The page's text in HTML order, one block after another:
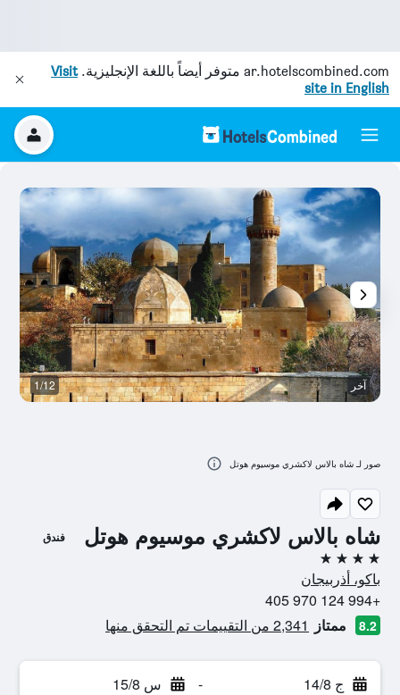
ar.hotelscombined.com متوفر أيضاً باللغة الإنجليزية.Visit
site in English
شاه بالاس لاكشري موسيوم هوتل فندق
4 نجوم
باكو، أذربيجان
+994 124 970 405
8.2 ممتاز 2,341 من التقييمات تم التحقق منها
ج 14/8 - س 15/8
آخر 1/12
صور لـ شاه بالاس لاكشري موسيوم هوتل